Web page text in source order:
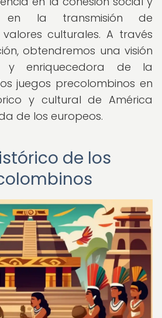
en la transmisión de
culturales. A través
obtendremos una visión
y enriquecedora de la
juegos precolombinos en
y cultural de América
de los europeos.
de los